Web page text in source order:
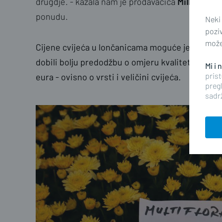
ponudu.
Cijene cvijeća u lončanicama moguće je
dobili bolju predodžbu o omjeru kvalitete i
eura - ovisno o vrsti i veličini cvijeća.
Mi i